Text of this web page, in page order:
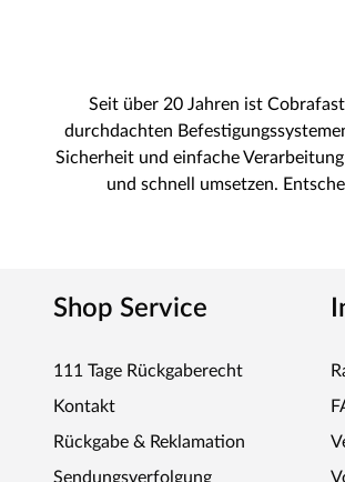
Seit über 20 Jahren ist
durchdachten
Sicherheit und einfache
und schnell umsetzen.
Shop Service
111 Tage Rückgaberecht
Kontakt
Rückgabe & Reklamation
Sendungsverfolgung